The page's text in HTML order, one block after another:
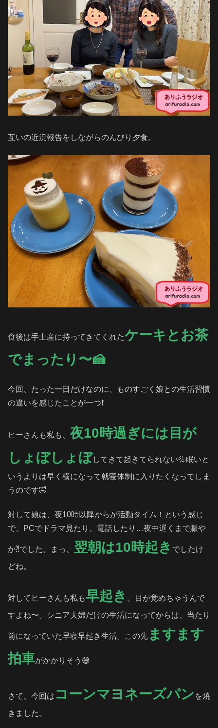
互いの近況報告をしながらのんびり夕食。
食後は手土産に持ってきてくれたケーキとお茶
でまったり〜🍰
今回、たった一日だけなのに、ものすごく娘との生活習慣
の違いを感じたことが一つ❗️
ヒーさんも私も、 夜10時過ぎには目が
しょぼしょぼしてきて起きてられない💦眠いと
いうよりは早く横になって就寝体制に入りたくなってしま
うのです🤣
対して娘は、夜10時以降からが活動タイム！という感じ
で、PCでドラマ見たり、電話したり…夜中遅くまで賑や
か⁈でした。まっ、 翌朝は10時起き でしたけ
どね。
対してヒーさんも私も早起き 。目が覚めちゃうんで
すよね〜。シニア夫婦だけの生活になってからは、当たり
前になっていた早寝早起き生活。この先 ますます
拍車がかかりそう😅
さて、今回は コーンマヨネーズパン を焼
きました。